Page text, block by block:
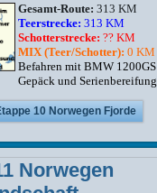
Gesamt-Route: 313 KM
Teerstrecke: 313 KM
Schotterstrecke: ?? KM
MIX (Teer/Schotter): 0 KM
Befahren mit BMW
Gepäck und
10 Norwegen Fjorde
Norwegen